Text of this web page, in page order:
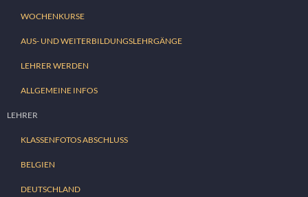
WOCHENKURSE
AUS- UND WEITERBILDUNGSLEHRGÄNGE
LEHRER WERDEN
ALLGEMEINE INFOS
LEHRER
KLASSENFOTOS ABSCHLUSS
BELGIEN
DEUTSCHLAND